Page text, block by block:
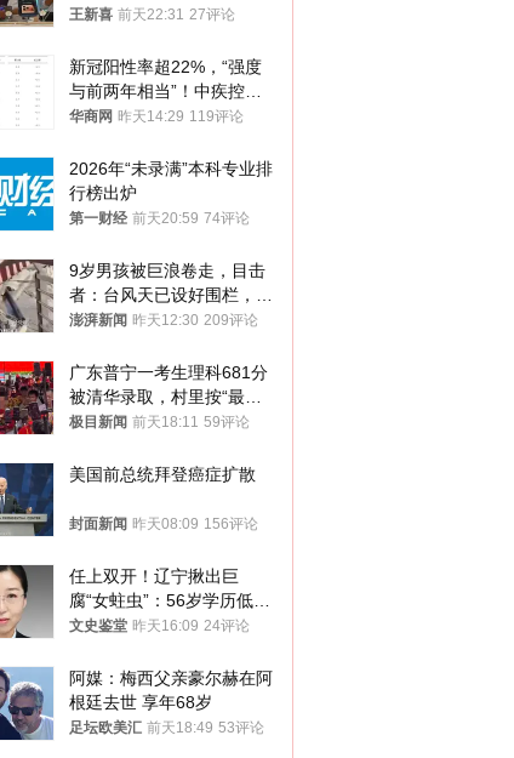
抠印度组装成本
王新喜 前天22:31 27评论
新冠阳性率超22%，“强度
与前两年相当”！中疾控最
新提醒
华商网 昨天14:29 119评论
2026年“未录满”本科专业排
行榜出炉
第一财经 前天20:59 74评论
9岁男孩被巨浪卷走，目击
者：台风天已设好围栏，一
家四口翻入时保安曾喊话劝
澎湃新闻 昨天12:30 209评论
广东普宁一考生理科681分
被清华录取，村里按“最高
规格”祭祖，英歌巡游并设
极目新闻 前天18:11 59评论
美国前总统拜登癌症扩散
封面新闻 昨天08:09 156评论
任上双开！辽宁揪出巨
腐“女蛀虫”：56岁学历低曾
是宾馆保管员
文史鉴堂 昨天16:09 24评论
阿媒：梅西父亲豪尔赫在阿
根廷去世 享年68岁
足坛欧美汇 前天18:49 53评论